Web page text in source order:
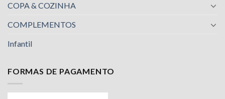
COPA & COZINHA
COMPLEMENTOS
Infantil
FORMAS DE PAGAMENTO
Nossa equipe de suporte ao cliente está aqui